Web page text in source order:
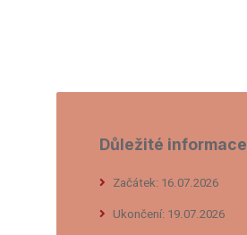
Důležité informace
Začátek: 16.07.2026
Ukončení: 19.07.2026